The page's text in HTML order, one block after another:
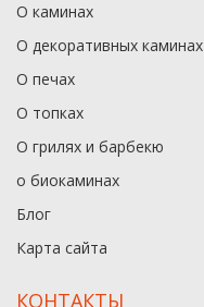
О каминах
О декоративных каминах
О печах
О топках
О грилях и барбекю
о биокаминах
Блог
Карта сайта
КОНТАКТЫ